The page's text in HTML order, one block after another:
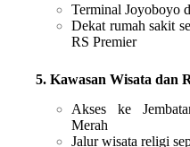
Terminal Joyoboyo
Dekat rumah sakit
RS Premier
5. Kawasan Wisata dan
Akses ke
Merah
Jalur wisata religi